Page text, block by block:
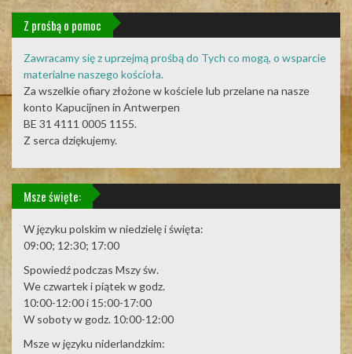
Z prośbą o pomoc
Zawracamy się z uprzejmą prośbą do Tych co mogą, o wsparcie
materialne naszego kościoła.
Za wszelkie ofiary złożone w kościele lub przelane na nasze
konto Kapucijnen in Antwerpen
BE 31 4111 0005 1155.
Z serca dziękujemy.
Msze święte:
W języku polskim w niedzielę i święta:
09:00; 12:30; 17:00
Spowiedź podczas Mszy św.
We czwartek i piątek w godz.
10:00-12:00 i 15:00-17:00
W soboty w godz. 10:00-12:00
Msze w języku niderlandzkim: